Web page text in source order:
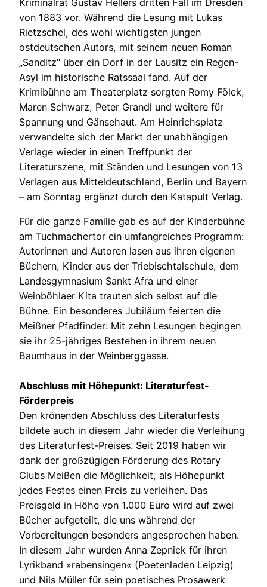
Kriminalrat Gustav Hellers dritten Fall im Dresden
von 1883 vor. Während die Lesung mit Lukas
Rietzschel, des wohl wichtigsten jungen
ostdeutschen Autors, mit seinem neuen Roman
„Sanditz“ über ein Dorf in der Lausitz ein Regen-
Asyl im historische Ratssaal fand. Auf der
Krimibühne am Theaterplatz sorgten Romy Fölck,
Maren Schwarz, Peter Grandl und weitere für
Spannung und Gänsehaut. Am Heinrichsplatz
verwandelte sich der Markt der unabhängigen
Verlage wieder in einen Treffpunkt der
Literaturszene, mit Ständen und Lesungen von 13
Verlagen aus Mitteldeutschland, Berlin und Bayern
– am Sonntag ergänzt durch den Katapult Verlag.
Für die ganze Familie gab es auf der Kinderbühne
am Tuchmachertor ein umfangreiches Programm:
Autorinnen und Autoren lasen aus ihren eigenen
Büchern, Kinder aus der Triebischtalschule, dem
Landesgymnasium Sankt Afra und einer
Weinböhlaer Kita trauten sich selbst auf die
Bühne. Ein besonderes Jubiläum feierten die
Meißner Pfadfinder: Mit zehn Lesungen begingen
sie ihr 25-jähriges Bestehen in ihrem neuen
Baumhaus in der Weinberggasse.
Abschluss mit Höhepunkt: Literaturfest-
Förderpreis
Den krönenden Abschluss des Literaturfests
bildete auch in diesem Jahr wieder die Verleihung
des Literaturfest-Preises. Seit 2019 haben wir
dank der großzügigen Förderung des Rotary
Clubs Meißen die Möglichkeit, als Höhepunkt
jedes Festes einen Preis zu verleihen. Das
Preisgeld in Höhe von 1.000 Euro wird auf zwei
Bücher aufgeteilt, die uns während der
Vorbereitungen besonders angesprochen haben.
In diesem Jahr wurden Anna Zepnick für ihren
Lyrikband »rabensingen« (Poetenladen Leipzig)
und Nils Müller für sein poetisches Prosawerk